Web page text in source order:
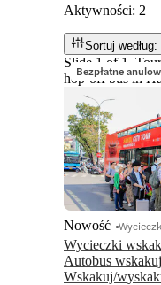
Aktywności: 2
Sortuj
Bezpłatne
Slide 1 of 1,
hop-off bus in
Wycieczki
Autobus
Wskakuj/
Nowość